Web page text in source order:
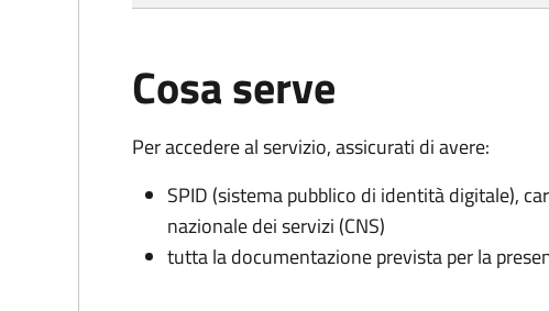
Cosa serve
Per accedere al servizio, assicurati di avere:
SPID (sistema pubblico di identità digitale),
nazionale dei servizi (CNS)
tutta la documentazione prevista per la